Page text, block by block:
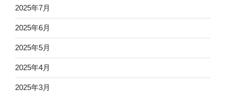
2025年7月
2025年6月
2025年5月
2025年4月
2025年3月